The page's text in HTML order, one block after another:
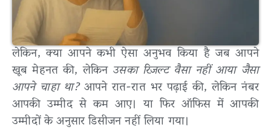
लेकिन, क्या आपने कभी ऐसा अनुभव किया है जब आपने
खूब मेहनत की, लेकिन उसका रिज़ल्ट वैसा नहीं आया जैसा
आपने चाहा था?आपने रात-रात भर पढ़ाई की, लेकिन नंबर
आपकी उम्मीद से कम आए। या फिर ऑफिस में आपकी
उम्मीदों के अनुसार डिसीजन नहीं लिया गया।